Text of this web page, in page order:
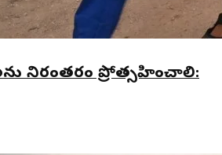
నిరంతరం ప్రోత్సహించాలి: